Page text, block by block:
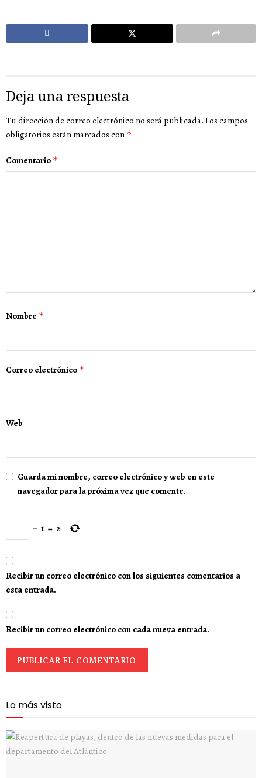
Deja una respuesta
Tu dirección de correo electrónico no será publicada. Los campos
obligatorios están marcados con *
Comentario *
Nombre *
Correo electrónico *
Web
Guarda mi nombre, correo electrónico y web en este
navegador para la próxima vez que comente.
− 1 = 2
Recibir un correo electrónico con los siguientes comentarios a
esta entrada.
Recibir un correo electrónico con cada nueva entrada.
Lo más visto